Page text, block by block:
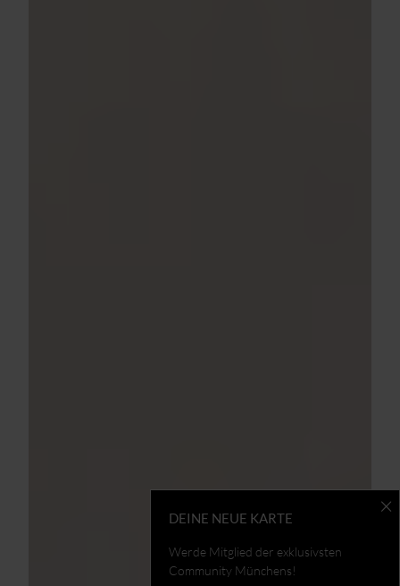
DEINE NEUE KARTE
Werde Mitglied der exklusivsten
Community Münchens!